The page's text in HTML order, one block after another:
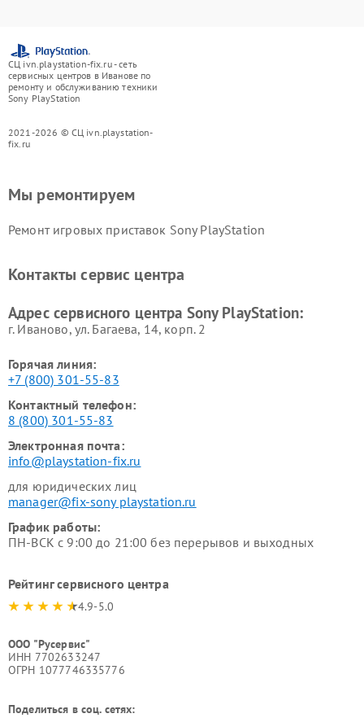
СЦ ivn.playstation-fix.ru - сеть
сервисных центров в Иванове по
ремонту и обслуживанию техники
Sony PlayStation
2021-2026 © СЦ ivn.playstation-
fix.ru
Мы ремонтируем
Ремонт игровых приставок Sony PlayStation
Контакты сервис центра
Адрес сервисного центра Sony PlayStation:
г. Иваново, ул. Багаева, 14, корп. 2
Горячая линия:
+7 (800) 301-55-83
Контактный телефон:
8 (800) 301-55-83
Электронная почта:
info@playstation-fix.ru
для юридических лиц
manager@fix-sony playstation.ru
График работы:
ПН-ВСК с 9:00 до 21:00 без перерывов и выходных
Рейтинг сервисного центра
4.9-5.0
ООО "Русервис"
ИНН 7702633247
ОГРН 1077746335776
Поделиться в соц. сетях: